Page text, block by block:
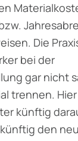
Die
bei der
gar nicht
trennen.
künftig
den